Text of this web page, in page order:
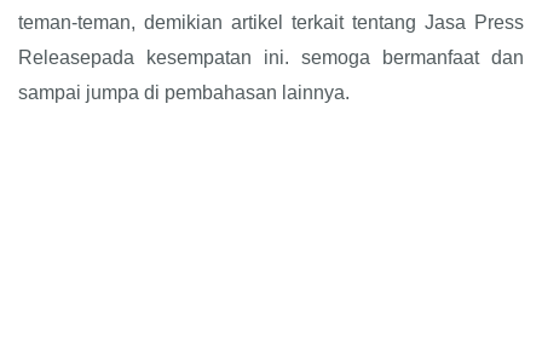
teman-teman, demikian artikel terkait tentang Jasa Press
Releasepada kesempatan ini. semoga bermanfaat dan
sampai jumpa di pembahasan lainnya.